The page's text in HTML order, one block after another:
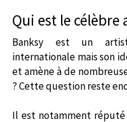
Qui est le célèbre
Banksy est un
internationale mais son
et amène à de
? Cette question reste
Il est notamment